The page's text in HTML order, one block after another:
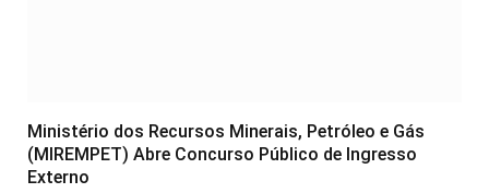
Ministério dos Recursos Minerais, Petróleo e Gás
(MIREMPET) Abre Concurso Público de Ingresso
Externo